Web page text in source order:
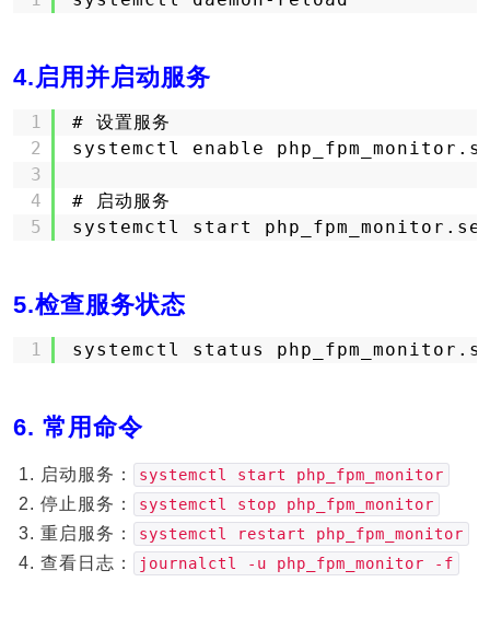
4.启用并启动服务
1
2
3
4
5
# 设置服务
systemctl enable
# 启动服务
systemctl start
5.检查服务状态
1 systemctl status
6. 常用命令
启动服务： systemctl start php_fpm_monitor
停止服务： systemctl stop php_fpm_monitor
重启服务： systemctl restart php_fpm_monitor
查看日志： journalctl -u php_fpm_monitor -f